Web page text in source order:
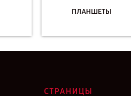
ПЛАНШЕТЫ
СТРАНИЦЫ